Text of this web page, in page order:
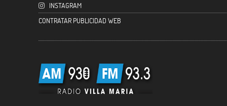
INSTAGRAM
CONTRATAR PUBLICIDAD WEB